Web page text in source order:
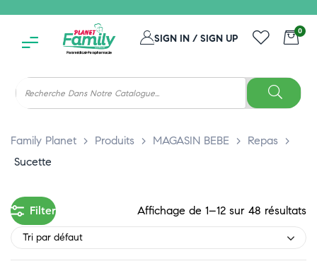
SIGN IN / SIGN UP
0
Family Planet > Produits > MAGASIN BEBE > Repas >
Sucette
Filter Affichage de 1–12 sur 48 résultats
Tri par défaut